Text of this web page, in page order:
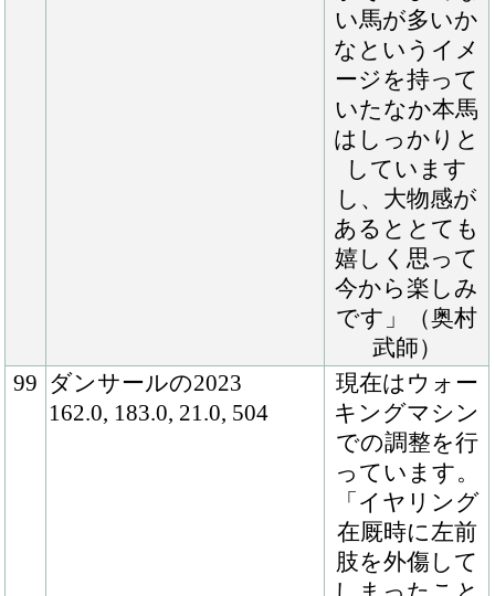
あたりを見る
と、この春を
順調に乗り込
移動を目指し
ていけそうで
追加募集馬の
預託について
お声がけいた
だいて、さっ
そくノーザン
ファーム早来
体は脚が長く
スラッとして
おり、やや華
奢な印象もあ
それでいて筋
良くて全体の
バランスは整
っています。
また、体幹の